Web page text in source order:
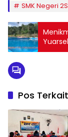
SMK Negeri
Pos Terkait